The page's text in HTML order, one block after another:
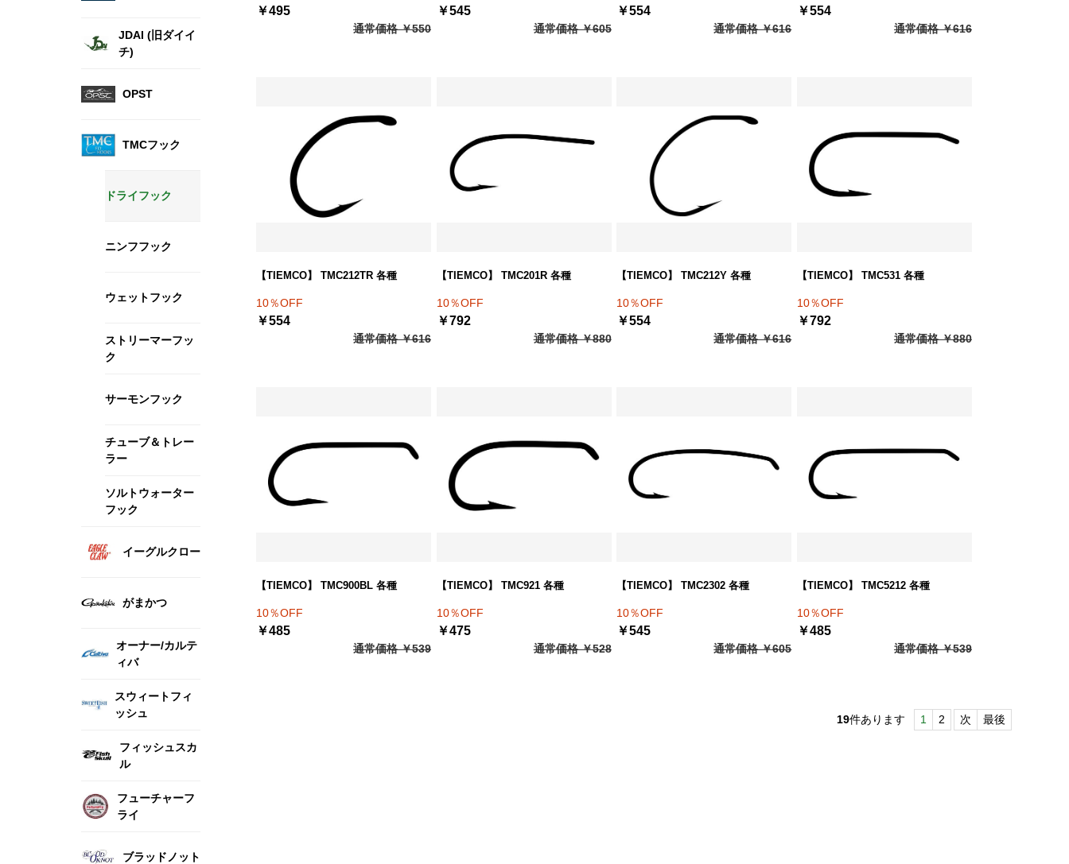
JDAI (旧ダイイ
チ)
OPST
TMCフック
ドライフック
ニンフフック
ウェットフック
ストリーマーフッ
ク
サーモンフック
チューブ＆トレー
ラー
ソルトウォーター
フック
イーグルクロー
がまかつ
オーナー/カルテ
ィバ
スウィートフィ
ッシュ
フィッシュスカ
ル
フューチャーフ
ライ
ブラッドノット
￥495
通常価格 ￥550
￥545
通常価格 ￥605
￥554
通常価格 ￥616
￥554
通常価格 ￥616
【TIEMCO】 TMC212TR 各種
10％OFF
￥554
通常価格 ￥616
【TIEMCO】 TMC201R 各種
10％OFF
￥792
通常価格 ￥880
【TIEMCO】 TMC212Y 各種
10％OFF
￥554
通常価格 ￥616
【TIEMCO】 TMC531 各種
10％OFF
￥792
通常価格 ￥880
【TIEMCO】 TMC900BL 各種
10％OFF
￥485
通常価格 ￥539
【TIEMCO】 TMC921 各種
10％OFF
￥475
通常価格 ￥528
【TIEMCO】 TMC2302 各種
10％OFF
￥545
通常価格 ￥605
【TIEMCO】 TMC5212 各種
10％OFF
￥485
通常価格 ￥539
19件あります 1 2 次 最後